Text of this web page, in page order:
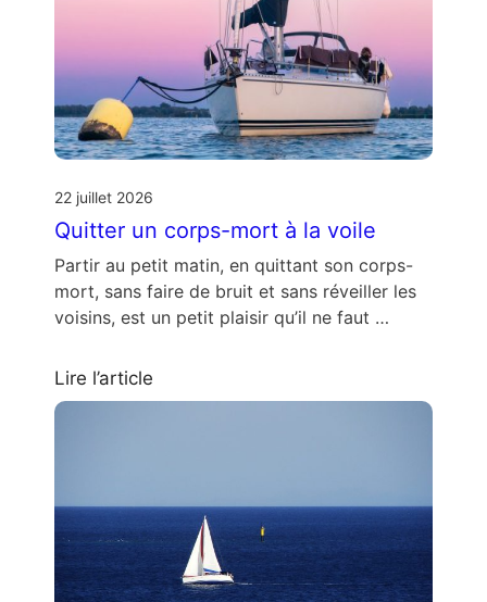
22 juillet 2026
Quitter un corps-mort à la voile
Partir au petit matin, en quittant son corps-
mort, sans faire de bruit et sans réveiller les
voisins, est un petit plaisir qu’il ne faut …
Lire l’article